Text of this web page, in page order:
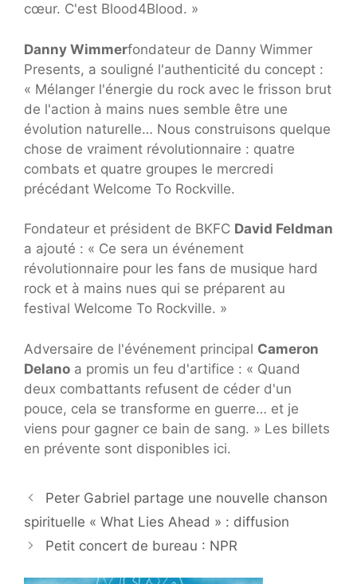
cœur. C'est Blood4Blood. »
Danny Wimmerfondateur de Danny Wimmer
Presents, a souligné l'authenticité du concept :
« Mélanger l'énergie du rock avec le frisson brut
de l'action à mains nues semble être une
évolution naturelle… Nous construisons quelque
chose de vraiment révolutionnaire : quatre
combats et quatre groupes le mercredi
précédant Welcome To Rockville.
Fondateur et président de BKFC David Feldman
a ajouté : « Ce sera un événement
révolutionnaire pour les fans de musique hard
rock et à mains nues qui se préparent au
festival Welcome To Rockville. »
Adversaire de l'événement principal Cameron
Delano a promis un feu d'artifice : « Quand
deux combattants refusent de céder d'un
pouce, cela se transforme en guerre… et je
viens pour gagner ce bain de sang. » Les billets
en prévente sont disponibles ici.
Peter Gabriel partage une nouvelle chanson
spirituelle « What Lies Ahead » : diffusion
Petit concert de bureau : NPR